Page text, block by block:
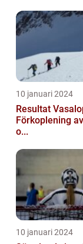
10 januari 2024
Resultat
Förkoplening
o...
10 januari 2024